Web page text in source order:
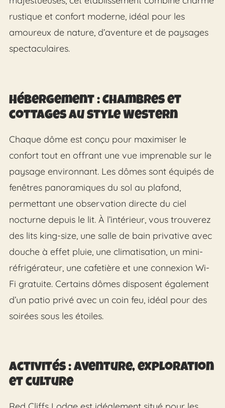
rustique et confort moderne, idéal pour les
amoureux de nature, d’aventure et de paysages
spectaculaires.
Hébergement : Chambres et
cottages au style Western
Chaque dôme est conçu pour maximiser le
confort tout en offrant une vue imprenable sur le
paysage environnant. Les dômes sont équipés de
fenêtres panoramiques du sol au plafond,
permettant une observation directe du ciel
nocturne depuis le lit. À l’intérieur, vous trouverez
des lits king-size, une salle de bain privative avec
douche à effet pluie, une climatisation, un mini-
réfrigérateur, une cafetière et une connexion Wi-
Fi gratuite. Certains dômes disposent également
d’un patio privé avec un coin feu, idéal pour des
soirées sous les étoiles.
Activités : Aventure, exploration
et culture